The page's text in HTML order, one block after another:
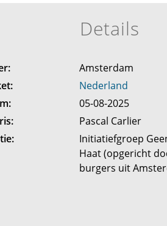
Details
Amsterdam
Nederland
05-08-2025
Pascal Carlier
Initiatiefgroep
Haat (opgericht
burgers uit